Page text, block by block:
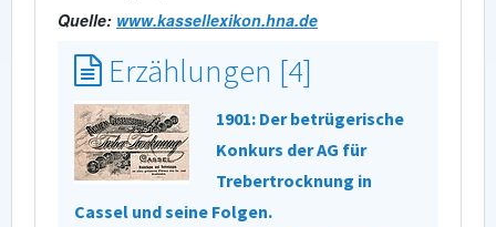
Quelle: www.kassellexikon.hna.de
Erzählungen [4]
1901: Der betrügerische
Konkurs der AG für
Trebertrocknung in
Cassel und seine Folgen.